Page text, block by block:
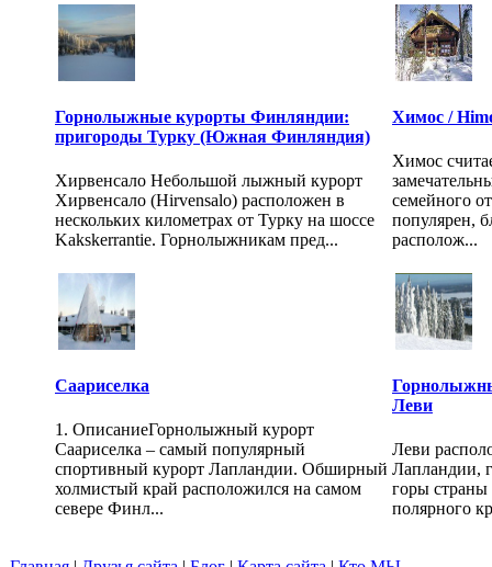
Горнолыжные курорты Финляндии:
пригороды Турку (Южная Финляндия)
Хирвенсало Небольшой лыжный курорт
Хирвенсало (Hirvensalo) расположен в
нескольких километрах от Турку на шоссе
Kakskerrantie. Горнолыжникам пред...
Химос /
Химос
семейного
популярен,
располож...
Саариселка
1. ОписаниеГорнолыжный курорт
Саариселка – самый популярный
спортивный курорт Лапландии. Обширный
холмистый край расположился на самом
севере Финл...
Леви
Леви
Лапландии,
горы страны
полярного